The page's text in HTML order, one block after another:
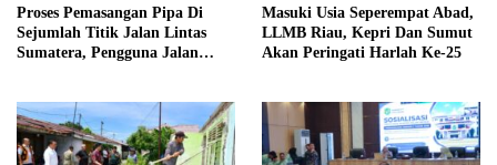
Proses Pemasangan Pipa Di
Sejumlah Titik Jalan Lintas
Sumatera, Pengguna Jalan
Masuki Usia Seperempat Abad,
LLMB Riau, Kepri Dan Sumut
Akan Peringati Harlah Ke-25